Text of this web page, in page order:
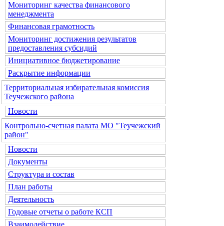
Мониторинг качества финансового
менеджмента
Финансовая грамотность
Мониторинг достижения результатов
предоставления субсидий
Инициативное бюджетирование
Раскрытие информации
Территориальная избирательная комиссия
Теучежского района
Новости
Контрольно-счетная палата МО "Теучежский
район"
Новости
Документы
Структура и состав
План работы
Деятельность
Годовые отчеты о работе КСП
Взаимодействие